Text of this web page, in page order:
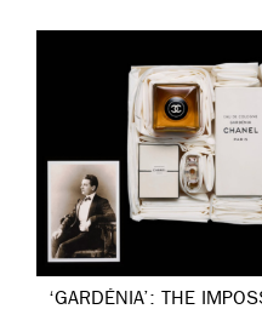
‘GARDÉNIA’: THE